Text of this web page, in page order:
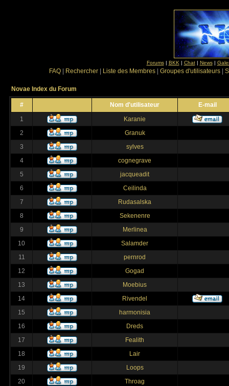
Forums| BKK | Chat| News|
FAQ Rechercher Liste des Membres Groupes d'utilisateurs
Novae Index du Forum
# Nom d'utilisateur
E-mail
1
Karanie
2
Granuk
3
sylves
4
cognegrave
5
jacqueadit
6
Ceilinda
7
Rudasalska
8
Sekenenre
9
Merlinea
10
Salamder
11
pernrod
12
Gogad
13
Moebius
14
Rivendel
15
harmonisia
16
Dreds
17
Fealith
18
Lair
19
Loops
20
Throag